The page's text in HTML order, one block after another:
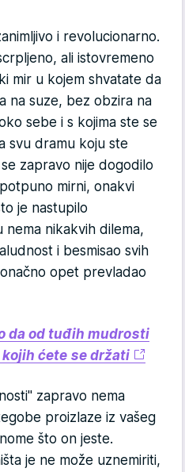
i revolucionarno.
ali istovremeno
mir u kojem shvatate da
na suze, bez obzira na
sebe i s kojima ste se
svu dramu koju ste
zapravo nije dogodilo
mirni, onakvi
je nastupilo
nema nikakvih dilema,
i besmisao svih
opet prevladao
da od tuđih mudrosti
ćete se držati
zapravo nema
proizlaze iz vašeg
što on jeste.
je ne može uznemiriti,